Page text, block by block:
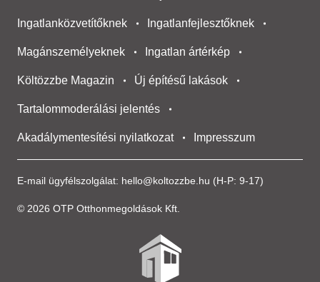
E-mail ügyfélszolgálat: hello@koltozzbe.hu (H-P: 9-17)
© 2026 OTP Otthonmegoldások Kft.
Ingatlanközvetítőknek Ingatlanfejlesztőknek
Magánszemélyeknek Ingatlan ártérkép
Költözzbe Magazin Új építésű lakások
Tartalommoderálási jelentés
Akadálymentesítési nyilatkozat Impresszum